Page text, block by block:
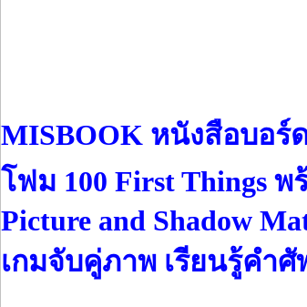
MISBOOK หนังสือบอร์
โฟม 100 First Things พ
Picture and Shadow
เกมจับคู่ภาพ เรียนรู้คำศั